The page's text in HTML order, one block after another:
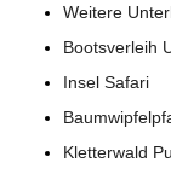
Weitere
Bootsverleih
Insel Safari
Kletterwald